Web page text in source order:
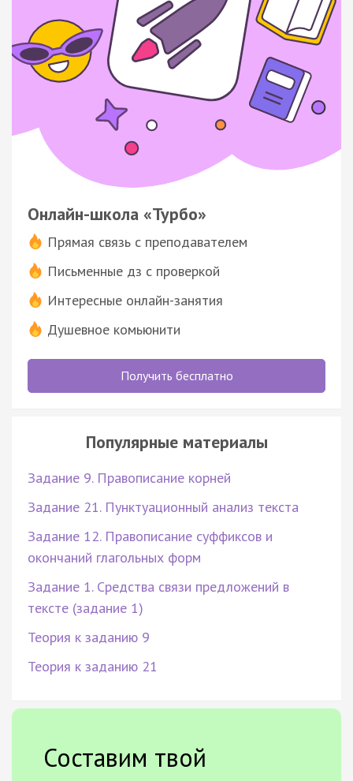
Онлайн-школа «Турбо»
Прямая связь с преподавателем
Письменные дз с проверкой
Интересные онлайн-занятия
Душевное комьюнити
Получить бесплатно
Популярные материалы
Задание 9. Правописание корней
Задание 21. Пунктуационный анализ текста
Задание 12. Правописание суффиксов и
окончаний глагольных форм
Задание 1. Средства связи предложений в
тексте (задание 1)
Теория к заданию 9
Теория к заданию 21
Составим твой